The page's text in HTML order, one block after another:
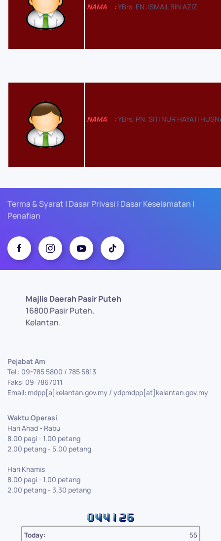
NAMA :YBrs. EN. ISMAIL BIN AZIZ
NAMA :YBrs. PN. SITI NUR HAYATI
Terma & Syarat | Dasar Privasi | Dasar Keselamatan |
Penafian
Majlis Daerah Pasir Puteh
16800 Pasir Puteh,
Kelantan.
Pejabat Am
Tel : 09-785 5800 / 785 5813
Faks: 09-7867011
Email: mdpp[a]kelantan.gov.my / ydpmdpp[at]kelantan.gov.my
Waktu Operasi
Hari Ahad - Rabu
8.00 pagi - 1.00 petang
2.00 petang - 5.00 petang
Hari Khamis
8.00 pagi - 1.00 petang
2.00 petang - 3.30 petang
Today: 55